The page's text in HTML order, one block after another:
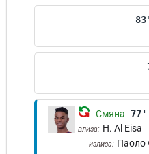
83'
Смяна 77'
влиза: H. Al Eisa
излиза: Паоло